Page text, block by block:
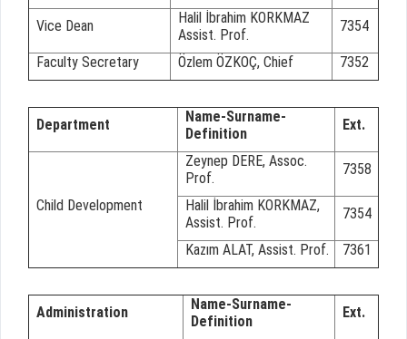
Vice Dean
Halil İbrahim KORKMAZ
Assist. Prof.
7354
Faculty Secretary Özlem ÖZKOÇ, Chief 7352
Department
Name-Surname-
Definition
Ext.
Child Development
Zeynep DERE, Assoc.
Prof.
7358
Halil İbrahim KORKMAZ,
Assist. Prof.
7354
Kazım ALAT, Assist. Prof. 7361
Administration
Name-Surname-
Definition
Ext.